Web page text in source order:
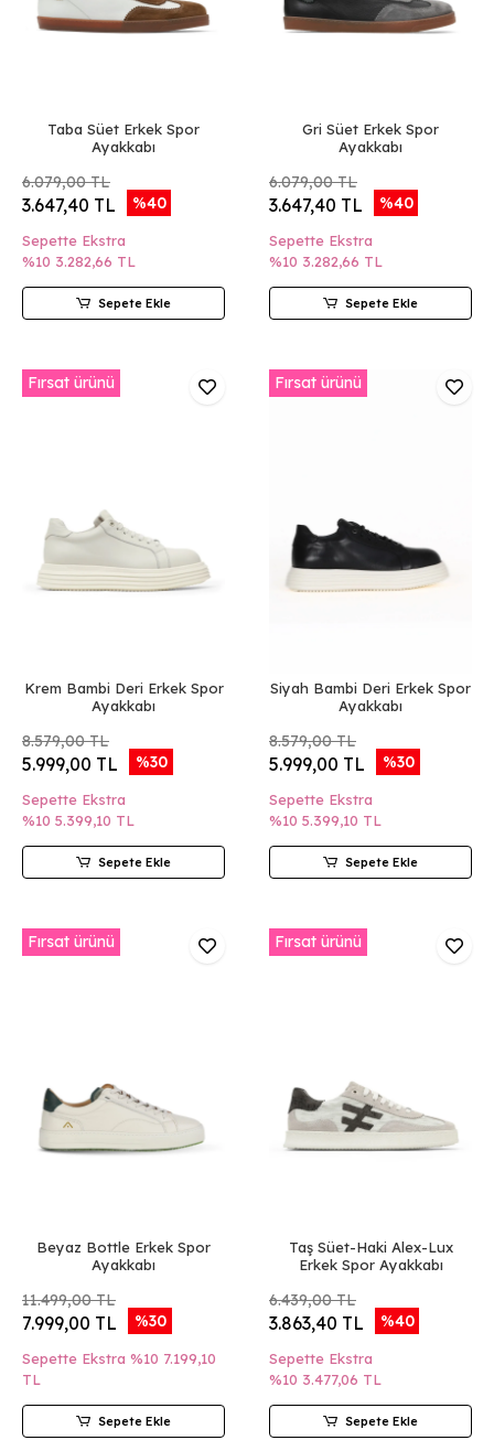
Taba Süet Erkek Spor
Ayakkabı
6.079,00 TL
3.647,40 TL %40
Sepette Ekstra
%10 3.282,66 TL
Sepete Ekle
Gri Süet Erkek Spor
Ayakkabı
6.079,00 TL
3.647,40 TL %40
Sepette Ekstra
%10 3.282,66 TL
Sepete Ekle
Fırsat ürünü
Krem Bambi Deri Erkek Spor
Ayakkabı
8.579,00 TL
5.999,00 TL %30
Sepette Ekstra
%10 5.399,10 TL
Sepete Ekle
Fırsat ürünü
Siyah Bambi Deri Erkek Spor
Ayakkabı
8.579,00 TL
5.999,00 TL %30
Sepette Ekstra
%10 5.399,10 TL
Sepete Ekle
Fırsat ürünü
Beyaz Bottle Erkek Spor
Ayakkabı
11.499,00 TL
7.999,00 TL %30
Sepette Ekstra %10 7.199,10
TL
Sepete Ekle
Fırsat ürünü
Taş Süet-Haki Alex-Lux
Erkek Spor Ayakkabı
6.439,00 TL
3.863,40 TL %40
Sepette Ekstra
%10 3.477,06 TL
Sepete Ekle